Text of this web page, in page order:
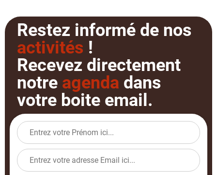
Restez informé de nos
activités !
Recevez directement
notre agenda dans
votre boite email.